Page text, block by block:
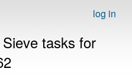
log in
tasks for